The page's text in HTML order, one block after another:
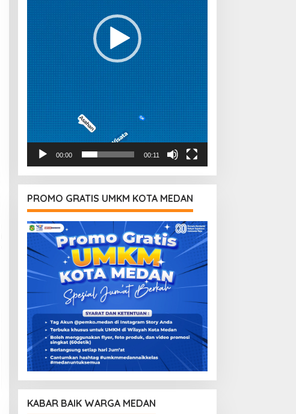
00:00 00:11
PROMO GRATIS UMKM KOTA MEDAN
KABAR BAIK WARGA MEDAN